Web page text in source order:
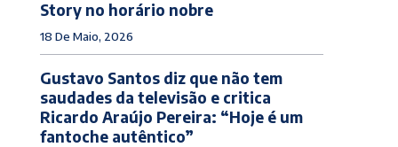
Story no horário nobre
18 De Maio, 2026
Gustavo Santos diz que não tem
saudades da televisão e critica
Ricardo Araújo Pereira: “Hoje é um
fantoche autêntico”